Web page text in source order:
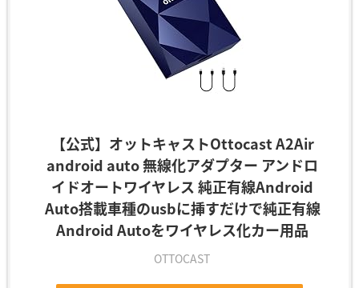
【公式】オットキャストOttocast A2Air
android auto 無線化アダプター アンドロ
イドオートワイヤレス 純正有線Android
Auto搭載車種のusbに挿すだけで純正有線
Android Autoをワイヤレス化カー用品
OTTOCAST